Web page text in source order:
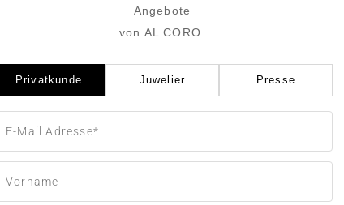
Angebote
von AL CORO.
Privatkunde Juwelier Presse